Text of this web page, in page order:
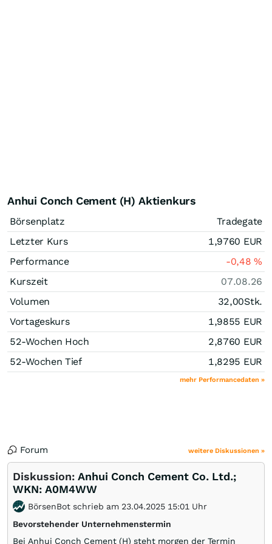
Anhui Conch Cement (H) Aktienkurs
Börsenplatz
Tradegate
Letzter Kurs
1,9760 EUR
Performance
-0,48%
Kurszeit
07.08.26
Volumen
32,00Stk.
Vortageskurs
1,9855 EUR
52-Wochen Hoch
2,8760 EUR
52-Wochen Tief
1,8295 EUR
mehr Performancedaten »
Forum weitere Diskussionen »
Diskussion: Anhui Conch Cement Co. Ltd.;
WKN: A0M4WW
BörsenBot schrieb am 23.04.2025 15:01 Uhr
Bevorstehender Unternehmenstermin
Bei Anhui Conch Cement (H) steht morgen der Termin